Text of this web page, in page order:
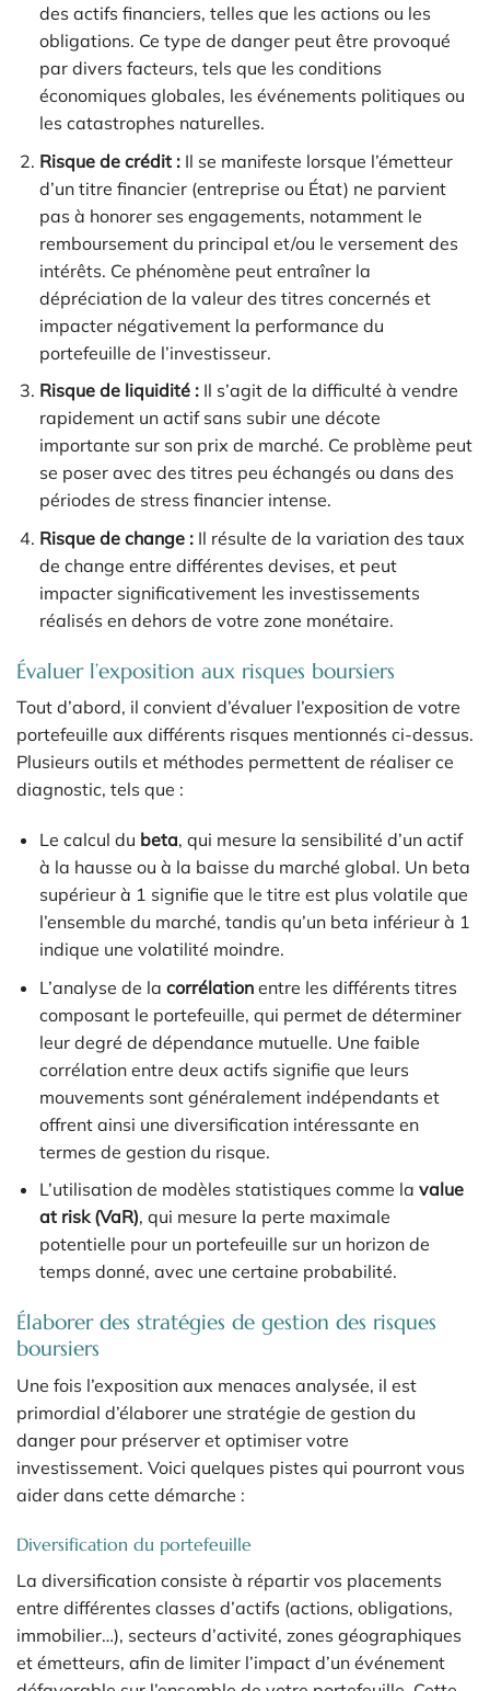
des actifs financiers, telles que les actions ou les
obligations. Ce type de danger peut être provoqué
par divers facteurs, tels que les conditions
économiques globales, les événements politiques ou
les catastrophes naturelles.
Risque de crédit :Il se manifeste lorsque l’émetteur
d’un titre financier (entreprise ou État) ne parvient
pas à honorer ses engagements, notamment le
remboursement du principal et/ou le versement des
intérêts. Ce phénomène peut entraîner la
dépréciation de la valeur des titres concernés et
impacter négativement la performance du
portefeuille de l’investisseur.
Risque de liquidité :Il s’agit de la difficulté à vendre
rapidement un actif sans subir une décote
importante sur son prix de marché. Ce problème peut
se poser avec des titres peu échangés ou dans des
périodes de stress financier intense.
Risque de change :Il résulte de la variation des taux
de change entre différentes devises, et peut
impacter significativement les investissements
réalisés en dehors de votre zone monétaire.
Évaluer l’exposition aux risques boursiers
Tout d’abord, il convient d’évaluer l’exposition de votre
portefeuille aux différents risques mentionnés ci-dessus.
Plusieurs outils et méthodes permettent de réaliser ce
diagnostic, tels que :
Le calcul du beta, qui mesure la sensibilité d’un actif
à la hausse ou à la baisse du marché global. Un beta
supérieur à 1 signifie que le titre est plus volatile que
l’ensemble du marché, tandis qu’un beta inférieur à 1
indique une volatilité moindre.
L’analyse de la corrélationentre les différents titres
composant le portefeuille, qui permet de déterminer
leur degré de dépendance mutuelle. Une faible
corrélation entre deux actifs signifie que leurs
mouvements sont généralement indépendants et
offrent ainsi une diversification intéressante en
termes de gestion du risque.
L’utilisation de modèles statistiques comme la value
at risk (VaR), qui mesure la perte maximale
potentielle pour un portefeuille sur un horizon de
temps donné, avec une certaine probabilité.
Élaborer des stratégies de gestion des risques
boursiers
Une fois l’exposition aux menaces analysée, il est
primordial d’élaborer une stratégie de gestion du
danger pour préserver et optimiser votre
investissement. Voici quelques pistes qui pourront vous
aider dans cette démarche :
Diversification du portefeuille
La diversification consiste à répartir vos placements
entre différentes classes d’actifs (actions, obligations,
immobilier…), secteurs d’activité, zones géographiques
et émetteurs, afin de limiter l’impact d’un événement